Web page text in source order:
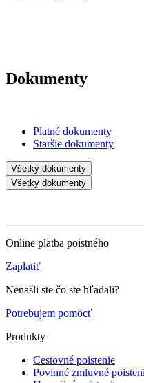
Dokumenty
Platné dokumenty
Staršie dokumenty
Všetky dokumenty
Všetky dokumenty
Online platba poistného
Zaplatiť
Nenašli ste čo ste hľadali?
Potrebujem pomôcť
Produkty
Cestovné poistenie
Povinné zmluvné